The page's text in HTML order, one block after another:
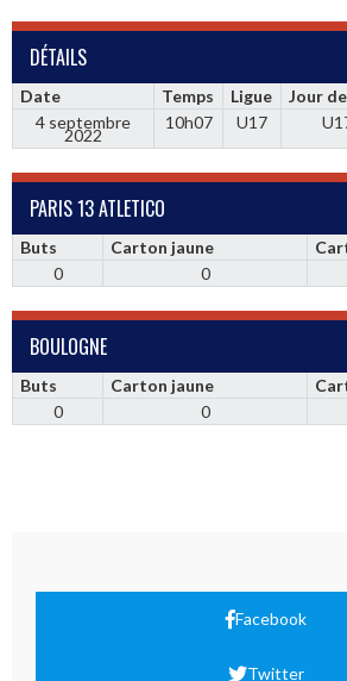
DÉTAILS
Date Temps Ligue Jour
4 septembre
2022
10h07 U17
PARIS 13 ATLETICO
Buts Carton jaune
0
0
BOULOGNE
Buts Carton jaune
0
0
Facebook
Twitter